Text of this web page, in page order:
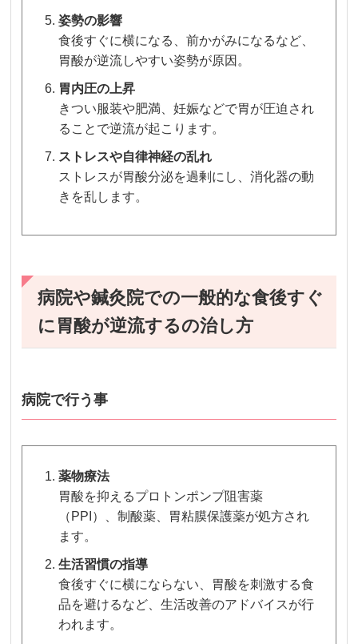
姿勢の影響
食後すぐに横になる、前かがみになるなど、
胃酸が逆流しやすい姿勢が原因。
胃内圧の上昇
きつい服装や肥満、妊娠などで胃が圧迫され
ることで逆流が起こります。
ストレスや自律神経の乱れ
ストレスが胃酸分泌を過剰にし、消化器の動
きを乱します。
病院や鍼灸院での一般的な食後すぐ
に胃酸が逆流するの治し方
病院で行う事
薬物療法
胃酸を抑えるプロトンポンプ阻害薬
（PPI）、制酸薬、胃粘膜保護薬が処方され
ます。
生活習慣の指導
食後すぐに横にならない、胃酸を刺激する食
品を避けるなど、生活改善のアドバイスが行
われます。